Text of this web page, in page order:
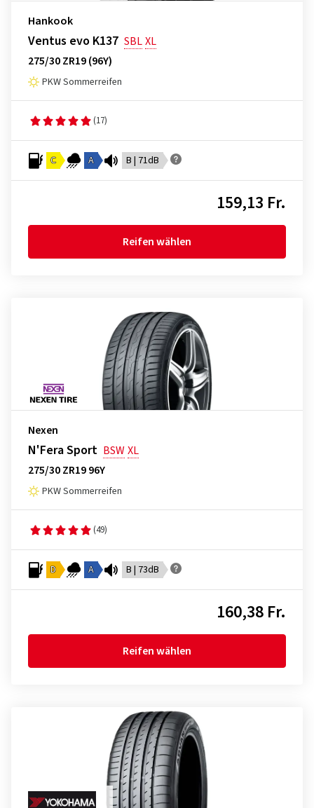
Hankook
Ventus evo K137 SBLXL
275/30 ZR19 (96Y)
PKW Sommerreifen
(17)
C A B | 71dB
159,13 Fr.
Reifen wählen
Nexen
N'Fera Sport BSWXL
275/30 ZR19 96Y
PKW Sommerreifen
(49)
D A B | 73dB
160,38 Fr.
Reifen wählen